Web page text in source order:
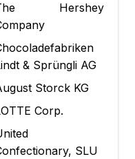
Hershey
& Sprüngli AG
Storck KG
Corp.
SLU